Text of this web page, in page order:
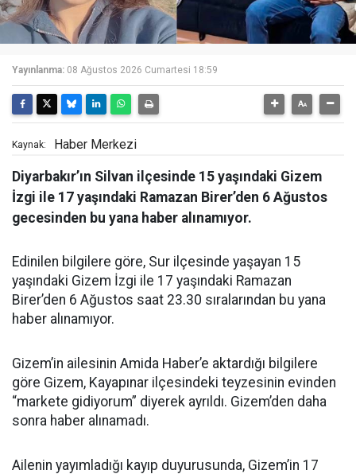
Yayınlanma: 08 Ağustos 2026 Cumartesi 18:59
Kaynak: Haber Merkezi
Diyarbakır’ın Silvan ilçesinde 15 yaşındaki Gizem
İzgi ile 17 yaşındaki Ramazan Birer’den 6 Ağustos
gecesinden bu yana haber alınamıyor.
Edinilen bilgilere göre, Sur ilçesinde yaşayan 15
yaşındaki Gizem İzgi ile 17 yaşındaki Ramazan
Birer’den 6 Ağustos saat 23.30 sıralarından bu yana
haber alınamıyor.
Gizem’in ailesinin Amida Haber’e aktardığı bilgilere
göre Gizem, Kayapınar ilçesindeki teyzesinin evinden
“markete gidiyorum” diyerek ayrıldı. Gizem’den daha
sonra haber alınamadı.
Ailenin yayımladığı kayıp duyurusunda, Gizem’in 17